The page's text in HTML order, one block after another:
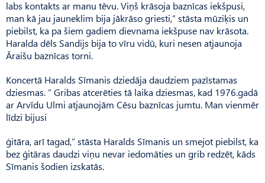
labs kontakts ar manu tēvu. Viņš krāsoja baznīcas iekšpusi,
man kā jau jauneklim bija jākrāso griesti,” stāsta mūziķis un
piebilst, ka pa šiem gadiem dievnama iekšpuse nav krāsota.
Haralda dēls Sandijs bija to vīru vidū, kuri nesen atjaunoja
Āraišu baznīcas torni.
Koncertā Haralds Sīmanis dziedāja daudziem pazīstamas
dziesmas. ” Gribas atcerēties tā laika dziesmas, kad 1976.gadā
ar Arvīdu Ulmi atjaunojām Cēsu baznīcas jumtu. Man vienmēr
līdzi bijusi
ģitāra, arī tagad,” stāsta Haralds Sīmanis un smejot piebilst, ka
bez ģitāras daudzi viņu nevar iedomāties un grib redzēt, kāds
Sīmanis šodien izskatās.